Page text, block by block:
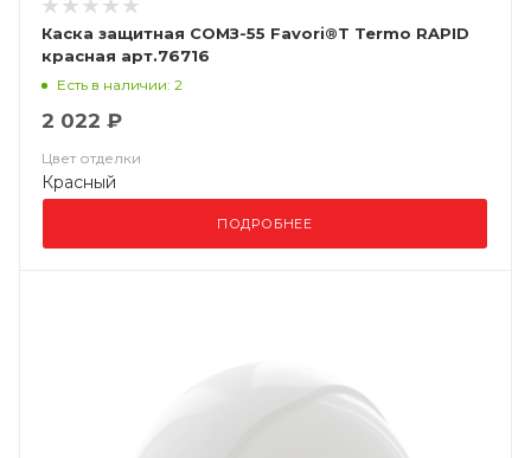
Каска защитная СОМЗ-55 Favori®T Termo RAPID
красная арт.76716
Есть в наличии: 2
2 022 ₽
Цвет отделки
Красный
ПОДРОБНЕЕ